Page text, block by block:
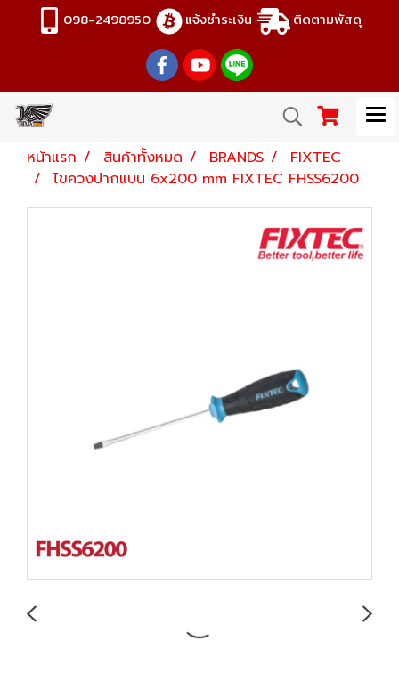
098-2498950 แจ้งชำระเงิน ติดตามพัสดุ
หน้าแรก สินค้าทั้งหมด BRANDS
FIXTEC
ไขควงปากแบน 6x200 mm FIXTEC FHSS6200